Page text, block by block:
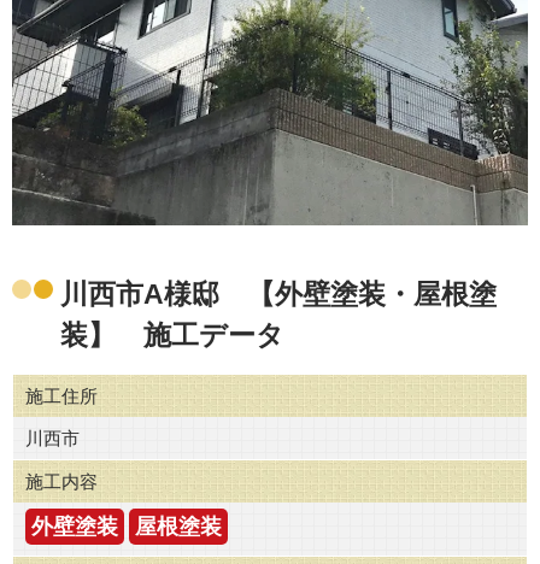
川西市A様邸 【外壁塗装・屋根塗
装】 施工データ
施工住所
川西市
施工内容
外壁塗装 屋根塗装